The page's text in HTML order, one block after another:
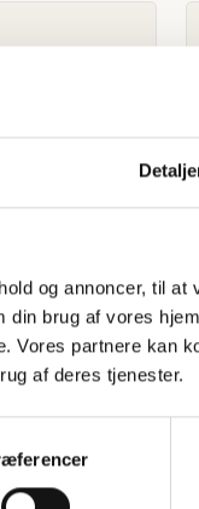
og annoncer, til
brug af vores
Vores partnere kan
af deres tjenester.